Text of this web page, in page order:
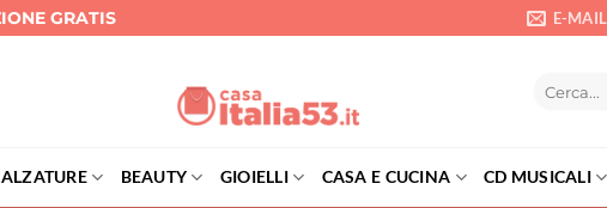
GRATIS E-MAIL
BEAUTY GIOIELLI CASA E CUCINA CD MUSICALI